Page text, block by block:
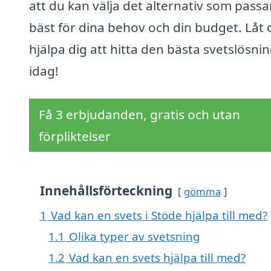
att du kan välja det alternativ som
bäst för dina behov och din budget. Låt
hjälpa dig att hitta den bästa
idag!
Få 3 erbjudanden, gratis och utan
förpliktelser
Innehållsförteckning gömma
1 Vad kan en svets i Stöde hjälpa till med?
1.1 Olika typer av svetsning
1.2 Vad kan en svets hjälpa till med?